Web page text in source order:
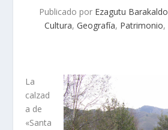
Publicado por Ezagutu Barakaldo
Cultura, Geografí­a, Patrimonio,
La
calzad
a de
«Santa